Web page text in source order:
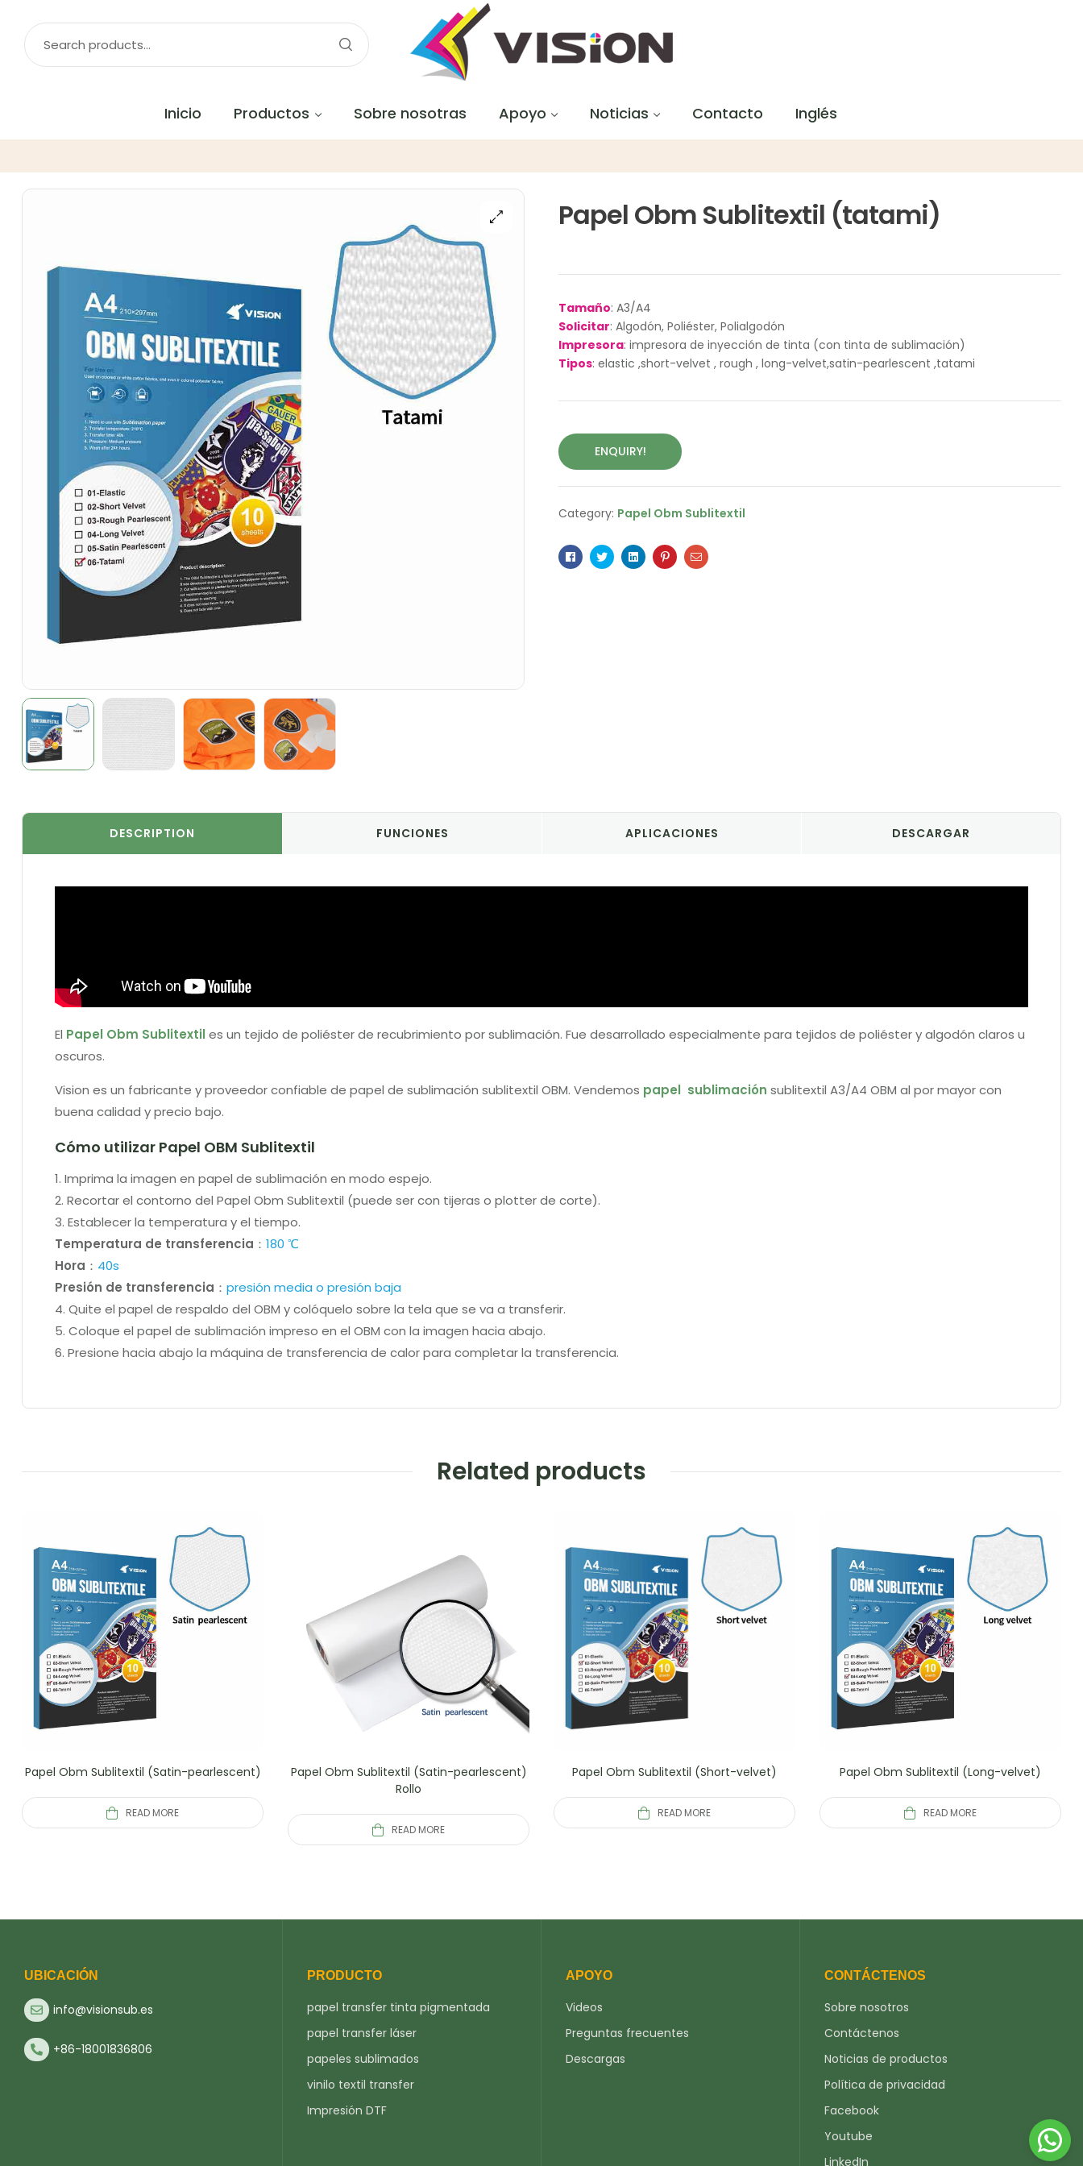
Inicio Productos Sobre nosotras Apoyo Noticias Contacto Inglés
Papel Obm Sublitextil (tatami)
Tamaño: A3/A4
Solicitar: Algodón, Poliéster, Polialgodón
Impresora: impresora de inyección de tinta (con tinta de sublimación)
Tipos: elastic ,short-velvet , rough , long-velvet,satin-pearlescent ,tatami
ENQUIRY!
Category: Papel Obm Sublitextil
Facebook
TwitterLinkedinPinterestEmail
DESCRIPTION FUNCIONES APLICACIONES DESCARGAR
El Papel Obm Sublitextil es un tejido de poliéster de recubrimiento por sublimación. Fue desarrollado especialmente para tejidos de poliéster y algodón claros u
oscuros.
Vision es un fabricante y proveedor confiable de papel de sublimación sublitextil OBM. Vendemos papel sublimación sublitextil A3/A4 OBM al por mayor con
buena calidad y precio bajo.
Cómo utilizar Papel OBM Sublitextil
1. Imprima la imagen en papel de sublimación en modo espejo.
2. Recortar el contorno del Papel Obm Sublitextil (puede ser con tijeras o plotter de corte).
3. Establecer la temperatura y el tiempo.
Temperatura de transferencia ： 180 ℃
Hora ： 40s
Presión de transferencia ： presión media o presión baja
4. Quite el papel de respaldo del OBM y colóquelo sobre la tela que se va a transferir.
5. Coloque el papel de sublimación impreso en el OBM con la imagen hacia abajo.
6. Presione hacia abajo la máquina de transferencia de calor para completar la transferencia.
Related products
Papel Obm Sublitextil (Satin-pearlescent)
READ MORE
Papel Obm Sublitextil (Satin-pearlescent)
Rollo
READ MORE
Papel Obm Sublitextil (Short-velvet)
READ MORE
Papel Obm Sublitextil (Long-velvet)
READ MORE
UBICACIÓN
info@visionsub.es
+86-18001836806
PRODUCTO
papel transfer tinta pigmentada
papel transfer láser
papeles sublimados
vinilo textil transfer
Impresión DTF
APOYO
Videos
Preguntas frecuentes
Descargas
CONTÁCTENOS
Sobre nosotros
Contáctenos
Noticias de productos
Política de privacidad
Facebook
Youtube
LinkedIn